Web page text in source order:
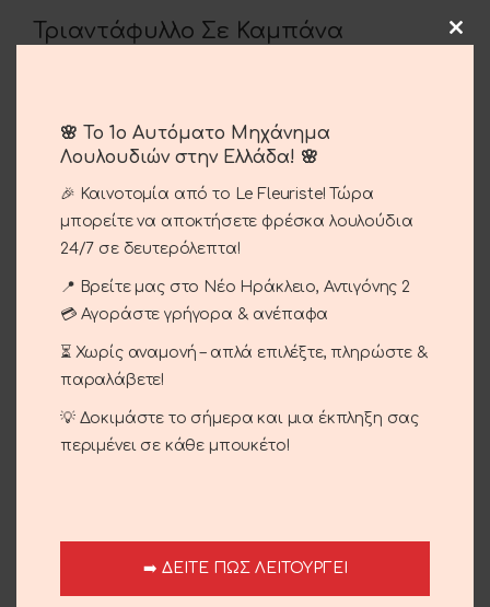
Τριαντάφυλλο Σε Καμπάνα
Αποχυμωμενο τριαντάφυλλο rainboow σε καμπάνα
γυάλινή με ξύλινη βάση .
ΠΡΟΣΘΉΚΗ ΣΤΟ ΚΑΛΆΘΙ
Σύγκριση Αγαπημένο
Κωδικός προϊόντος:16-17
Κατηγορίες: Αγίου Βαλεντίνου
Δώρα , Επέτειος , Έρωτας , Περιστάσεις
Brand:Le Fleuriste
Περιγραφή
Αποχυμωμενο τριαντάφυλλο rainboow σε καμπάνα
🌸 Το 1ο Αυτόματο Μηχάνημα
Λουλουδιών στην Ελλάδα! 🌸
🎉 Καινοτομία από το Le Fleuriste! Τώρα
μπορείτε να αποκτήσετε φρέσκα λουλούδια
24/7 σε δευτερόλεπτα!
📍 Βρείτε μας στο Νέο Ηράκλειο, Αντιγόνης 2
💳 Αγοράστε γρήγορα & ανέπαφα
⏳ Χωρίς αναμονή – απλά επιλέξτε, πληρώστε &
παραλάβετε!
💡 Δοκιμάστε το σήμερα και μια έκπληξη σας
περιμένει σε κάθε μπουκέτο!
➡️ ΔΕΙΤΕ ΠΩΣ ΛΕΙΤΟΥΡΓΕΙ